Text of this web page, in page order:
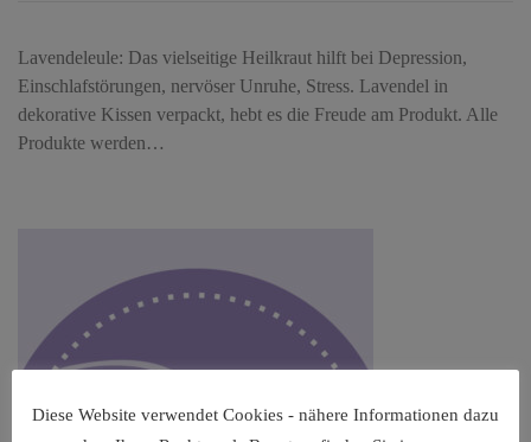
Lavendeleule: Das vielseitige Heilkraut hilft bei Depression,
Einschlafstörungen, nervöser Unruhe, Stress. Lavendel in
dekorative Kissen verpackt, hebt es die Freude am Produkt. Alle
Produkte werden…
Diese Website verwendet Cookies - nähere Informationen dazu